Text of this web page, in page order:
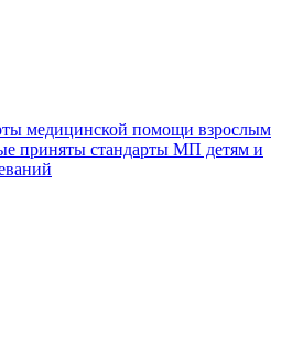
медицинской помощи взрослым